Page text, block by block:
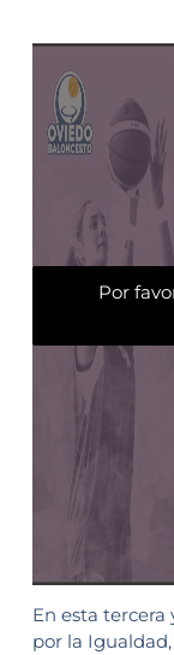
Por
En esta
por la